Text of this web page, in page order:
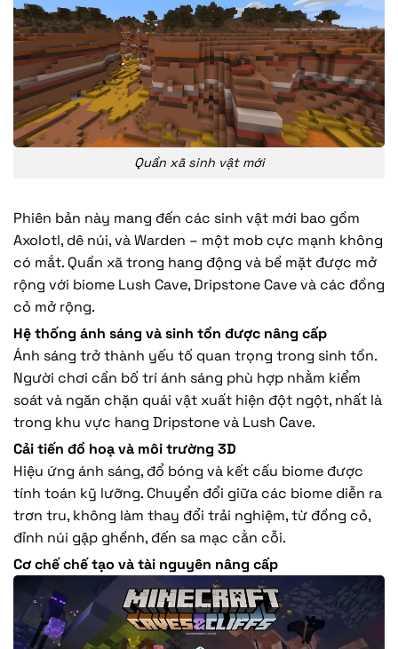
Quần xã sinh vật mới
Phiên bản này mang đến các sinh vật mới bao gồm
Axolotl, dê núi, và Warden – một mob cực mạnh không
có mắt. Quần xã trong hang động và bề mặt được mở
rộng với biome Lush Cave, Dripstone Cave và các đồng
cỏ mở rộng.
Hệ thống ánh sáng và sinh tồn được nâng cấp
Ánh sáng trở thành yếu tố quan trọng trong sinh tồn.
Người chơi cần bố trí ánh sáng phù hợp nhằm kiểm
soát và ngăn chặn quái vật xuất hiện đột ngột, nhất là
trong khu vực hang Dripstone và Lush Cave.
Cải tiến đồ hoạ và môi trường 3D
Hiệu ứng ánh sáng, đổ bóng và kết cấu biome được
tính toán kỹ lưỡng. Chuyển đổi giữa các biome diễn ra
trơn tru, không làm thay đổi trải nghiệm, từ đồng cỏ,
đỉnh núi gập ghềnh, đến sa mạc cằn cỗi.
Cơ chế chế tạo và tài nguyên nâng cấp